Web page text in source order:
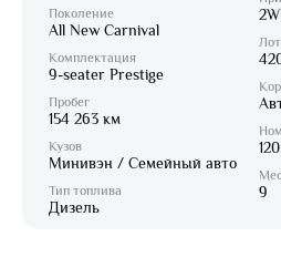
Поколение
All New Carnival
Комплектация
9-seater Prestige
Пробег
154 263 км
Кузов
Минивэн / Семейный авто
Тип топлива
Дизель
Лот
9